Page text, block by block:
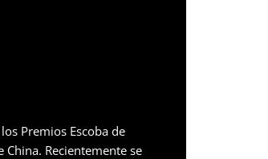
Premios Escoba de
China. Recientemente se